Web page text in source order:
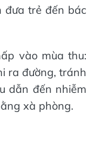
đưa trẻ đến bác
vào mùa thu:
ra đường, tránh
dẫn đến nhiễm
xà phòng.